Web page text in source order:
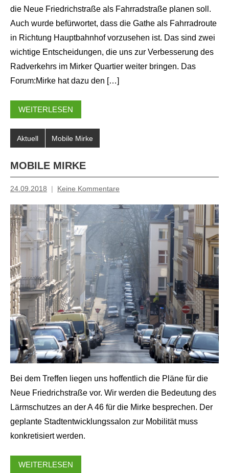
die Neue Friedrichstraße als Fahrradstraße planen soll.
Auch wurde befürwortet, dass die Gathe als Fahrradroute
in Richtung Hauptbahnhof vorzusehen ist. Das sind zwei
wichtige Entscheidungen, die uns zur Verbesserung des
Radverkehrs im Mirker Quartier weiter bringen. Das
Forum:Mirke hat dazu den […]
WEITERLESEN
Aktuell Mobile Mirke
MOBILE MIRKE
24.09.2018
Inge
Grau
Keine Kommentare
Bei dem Treffen liegen uns hoffentlich die Pläne für die
Neue Friedrichstraße vor. Wir werden die Bedeutung des
Lärmschutzes an der A 46 für die Mirke besprechen. Der
geplante Stadtentwicklungssalon zur Mobilität muss
konkretisiert werden.
WEITERLESEN